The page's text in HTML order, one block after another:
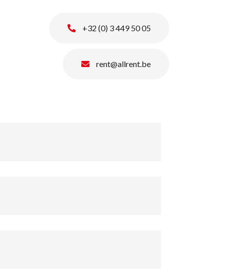
+32 (0) 3 449 50 05
rent@allrent.be